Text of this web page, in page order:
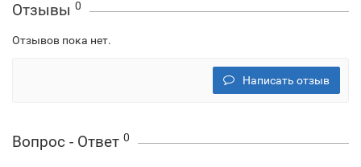
Отзывы 0
Отзывов пока нет.
Написать отзыв
Вопрос - Ответ 0